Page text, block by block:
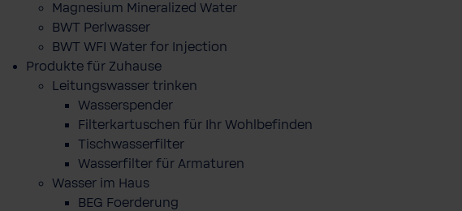
Magnesium Mineralized Water
BWT Perlwasser
BWT WFI Water for Injection
Produkte für Zuhause
Leitungswasser trinken
Wasserspender
Filterkartuschen für Ihr Wohlbefinden
Tischwasserfilter
Wasserfilter für Armaturen
Wasser im Haus
BEG Foerderung